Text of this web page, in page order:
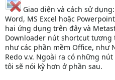
Giao diện và cách sử
Word, MS Excel hoặc
hai ứng dụng trên đây và
Downloader nút shortcut tương
như các phần mềm Office, như
Redo v.v. Ngoài ra có những
tôi sẽ nói kỹ hơn ở phần sau.